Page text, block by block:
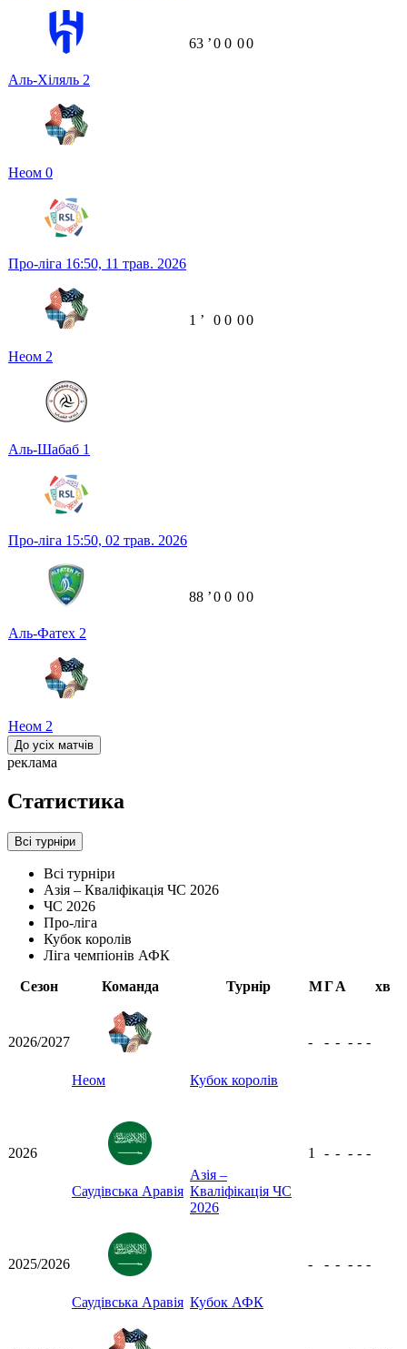
Аль-Хіляль 2
Неом 0
63 ʼ0 0 00
Про-ліга 16:50, 11 трав. 2026
Неом 2
Аль-Шабаб 1
1 ʼ 0 0 00
Про-ліга 15:50, 02 трав. 2026
Аль-Фатех 2
Неом 2
88 ʼ0 0 00
До усіх матчів
реклама
Статистика
Всі турніри
Всі турніри
Азія – Кваліфікація ЧС 2026
ЧС 2026
Про-ліга
Кубок королів
Ліга чемпіонів АФК
Сезон
Команда Турнір МГА хв
2026/2027
Неом Кубок королів
- - - - - -
2026
Саудівська Аравія
Азія –
Кваліфікація ЧС
2026
1 - - - - -
2025/2026
Саудівська Аравія Кубок АФК
- - - - - -